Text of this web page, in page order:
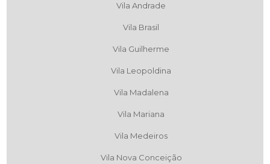
Vila Andrade
Vila Brasil
Vila Guilherme
Vila Leopoldina
Vila Madalena
Vila Mariana
Vila Medeiros
Vila Nova Conceição